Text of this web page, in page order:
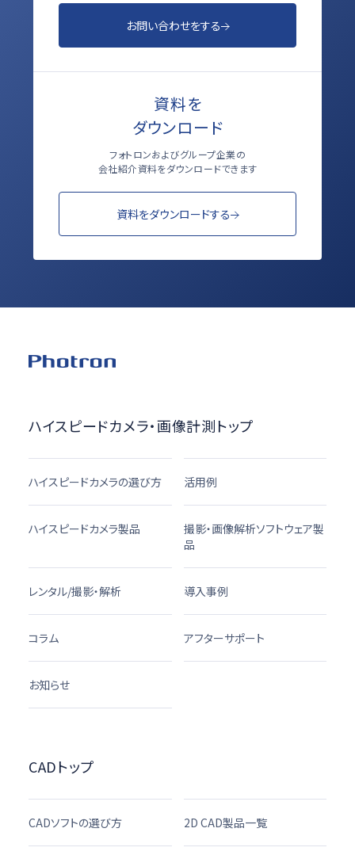
お問い合わせをする
資料を
ダウンロード
フォトロンおよびグループ企業の
会社紹介資料をダウンロードできます
資料をダウンロードする
ハイスピードカメラ・画像計測トップ
ハイスピードカメラの選び方 活用例
ハイスピードカメラ製品
撮影・画像解析ソフトウェア製
品
レンタル/撮影・解析 導入事例
コラム アフターサポート
お知らせ
CADトップ
CADソフトの選び方 2D CAD製品一覧